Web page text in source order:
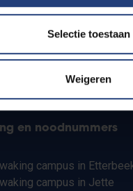
Selectie toestaan
Weigeren
studenten
en secundaire
en noodnummers
campus in
campus in Jette